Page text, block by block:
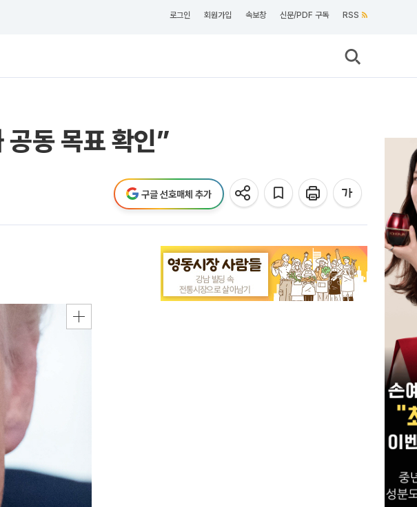
로그인 회원가입 속보창 신문/PDF 구독 RSS
공동 목표 확인”
구글 선호매체 추가